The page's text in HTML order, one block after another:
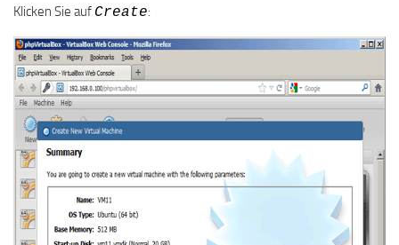
Klicken Sie auf Create: